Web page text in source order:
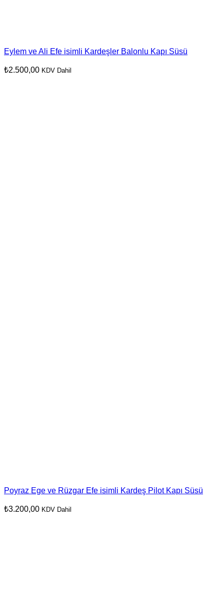
Eylem ve Ali Efe isimli Kardeşler Balonlu Kapı Süsü
₺2.500,00 KDV Dahil
Poyraz Ege ve Rüzgar Efe isimli Kardeş Pilot Kapı Süsü
₺3.200,00 KDV Dahil